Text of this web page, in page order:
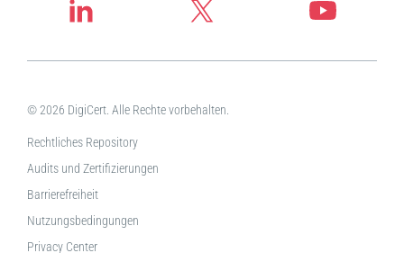
© 2026 DigiCert. Alle Rechte vorbehalten.
Rechtliches Repository
Audits und Zertifizierungen
Barrierefreiheit
Nutzungsbedingungen
Privacy Center